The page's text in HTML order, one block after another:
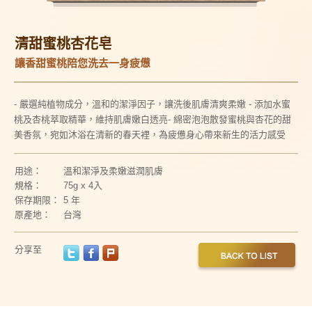
清甜蜜桃杏花皂
讓香甜蜜桃陪您洗去一身疲憊
- 嚴選純植物成分，溫和的潔淨因子，讓洗後肌膚清爽柔嫩 - 添加水蜜
桃及杏桃萃取精華，維持肌膚嫩白透亮- 綿密泡泡散發蜜桃與杏花的甜
美香氛，宛如沐浴在清新的春天裡，為疲憊身心帶來新生的活力感受
用途：
溫和潔淨及柔嫩滋潤肌膚
規格：
75g x 4入
保存期限：
5 年
原產地：
台灣
分享至